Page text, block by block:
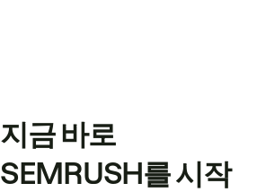
지금 바로
SEMRUSH를 시작